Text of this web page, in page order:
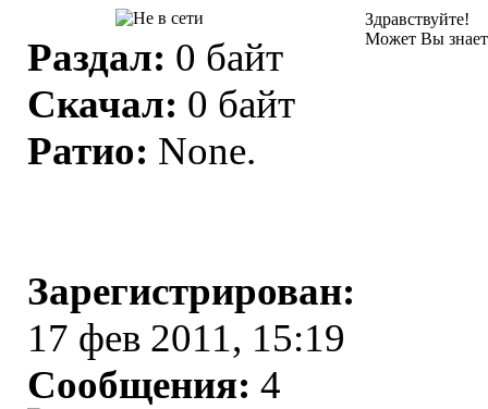
Раздал: 0 байт
Скачал: 0 байт
Ратио: None.
Зарегистрирован:
17 фев 2011, 15:19
Сообщения: 4
Здравствуйте!
Может Вы